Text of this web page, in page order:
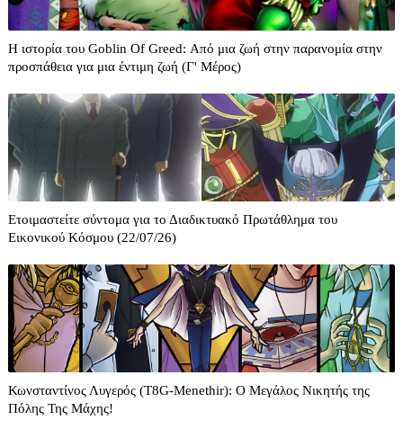
Η ιστορία του Goblin Of Greed: Από μια ζωή στην παρανομία στην
προσπάθεια για μια έντιμη ζωή (Γ' Μέρος)
Ετοιμαστείτε σύντομα για το Διαδικτυακό Πρωτάθλημα του
Εικονικού Κόσμου (22/07/26)
Κωνσταντίνος Λυγερός (T8G-Menethir): O Mεγάλος Nικητής της
Πόλης Της Μάχης!